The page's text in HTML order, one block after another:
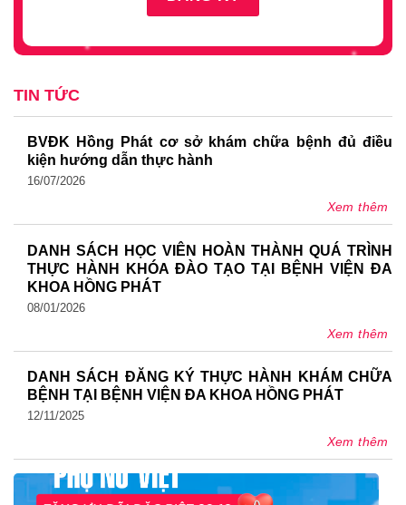
TIN TỨC
BVĐK Hồng Phát cơ sở khám chữa bệnh đủ điều
kiện hướng dẫn thực hành
16/07/2026
Xem thêm
DANH SÁCH HỌC VIÊN HOÀN THÀNH QUÁ TRÌNH
THỰC HÀNH KHÓA ĐÀO TẠO TẠI BỆNH VIỆN ĐA
KHOA HỒNG PHÁT
08/01/2026
Xem thêm
DANH SÁCH ĐĂNG KÝ THỰC HÀNH KHÁM CHỮA
BỆNH TẠI BỆNH VIỆN ĐA KHOA HỒNG PHÁT
12/11/2025
Xem thêm